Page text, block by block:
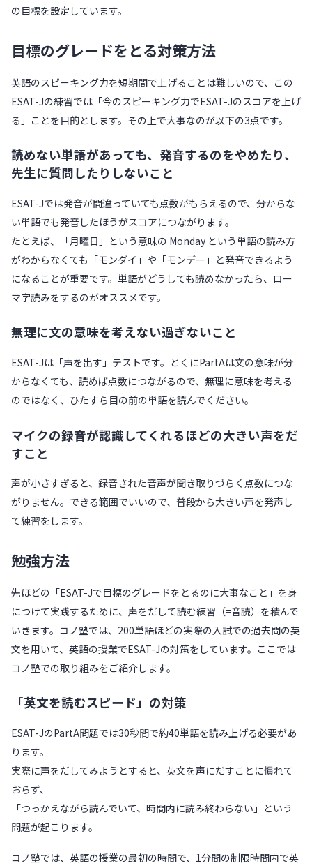
の目標を設定しています。
目標のグレードをとる対策方法
英語のスピーキング力を短期間で上げることは難しいので、この
ESAT-Jの練習では「今のスピーキング力でESAT-Jのスコアを上げ
る」ことを目的とします。その上で大事なのが以下の3点です。
読めない単語があっても、発音するのをやめたり、
先生に質問したりしないこと
ESAT-Jでは発音が間違っていても点数がもらえるので、分からな
い単語でも発音したほうがスコアにつながります。
たとえば、「月曜日」という意味の Monday という単語の読み方
がわからなくても「モンダイ」や「モンデー」と発音できるよう
になることが重要です。単語がどうしても読めなかったら、ロー
マ字読みをするのがオススメです。
無理に文の意味を考えない過ぎないこと
ESAT-Jは「声を出す」テストです。とくにPartAは文の意味が分
からなくても、読めば点数につながるので、無理に意味を考える
のではなく、ひたすら目の前の単語を読んでください。
マイクの録音が認識してくれるほどの大きい声をだ
すこと
声が小さすぎると、録音された音声が聞き取りづらく点数につな
がりません。できる範囲でいいので、普段から大きい声を発声し
て練習をします。
勉強方法
先ほどの「ESAT-Jで目標のグレードをとるのに大事なこと」を身
につけて実践するために、声をだして読む練習（=音読）を積んで
いきます。コノ塾では、200単語ほどの実際の入試での過去問の英
文を用いて、英語の授業でESAT-Jの対策をしています。ここでは
コノ塾での取り組みをご紹介します。
「英文を読むスピード」の対策
ESAT-JのPartA問題では30秒間で約40単語を読み上げる必要があ
ります。
実際に声をだしてみようとすると、英文を声にだすことに慣れて
おらず、
「つっかえながら読んでいて、時間内に読み終わらない」という
問題が起こります。
コノ塾では、英語の授業の最初の時間で、1分間の制限時間内で英